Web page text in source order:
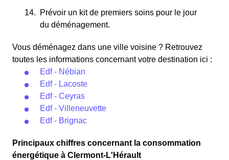
Prévoir un kit de premiers soins pour le jour
du déménagement.
Vous déménagez dans une ville voisine ? Retrouvez
toutes les informations concernant votre destination ici :
Edf - Nébian
Edf - Lacoste
Edf - Ceyras
Edf - Villeneuvette
Edf - Brignac
Principaux chiffres concernant la consommation
énergétique à Clermont-L'Hérault